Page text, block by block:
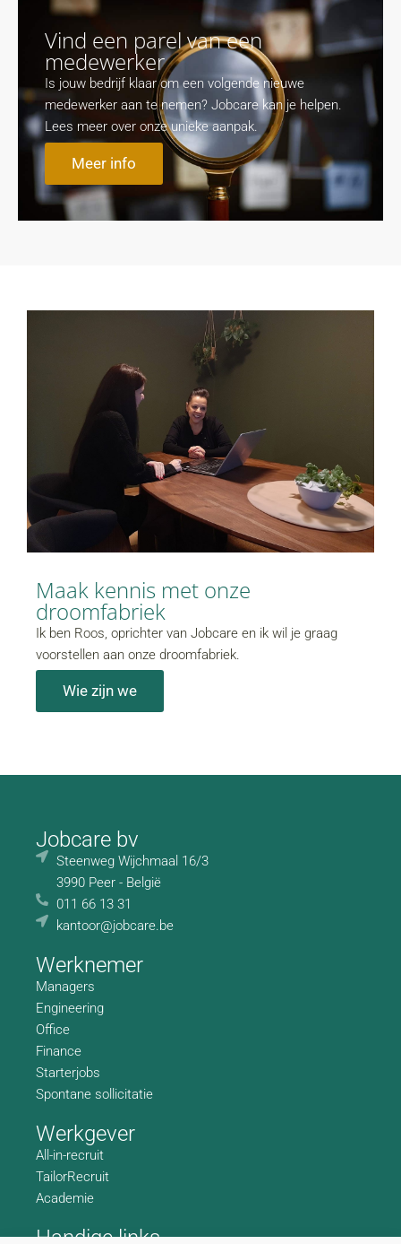
Vind een parel van een
medewerker
Is jouw bedrijf klaar om een volgende nieuwe
medewerker aan te nemen? Jobcare kan je helpen.
Lees meer over onze unieke aanpak.
Meer info
Maak kennis met onze
droomfabriek
Ik ben Roos, oprichter van Jobcare en ik wil je graag
voorstellen aan onze droomfabriek.
Wie zijn we
Jobcare bv
Steenweg Wijchmaal 16/3
3990 Peer - België
011 66 13 31
kantoor@jobcare.be
Werknemer
Managers
Engineering
Office
Finance
Starterjobs
Spontane sollicitatie
Werkgever
All-in-recruit
TailorRecruit
Academie
Handige links